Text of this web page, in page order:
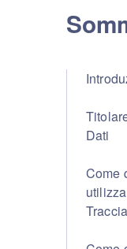
Dati
Come